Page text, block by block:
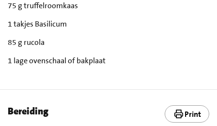
75 g truffelroomkaas
1 takjes Basilicum
85 g rucola
1 lage ovenschaal of bakplaat
Bereiding Print